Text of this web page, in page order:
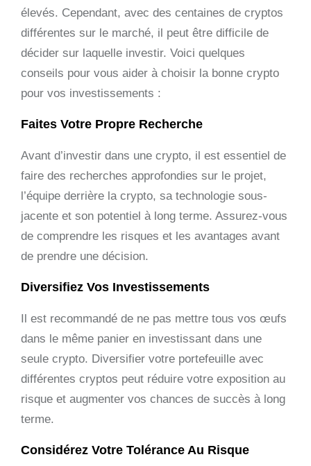
élevés. Cependant, avec des centaines de cryptos
différentes sur le marché, il peut être difficile de
décider sur laquelle investir. Voici quelques
conseils pour vous aider à choisir la bonne crypto
pour vos investissements :
Faites Votre Propre Recherche
Avant d’investir dans une crypto, il est essentiel de
faire des recherches approfondies sur le projet,
l’équipe derrière la crypto, sa technologie sous-
jacente et son potentiel à long terme. Assurez-vous
de comprendre les risques et les avantages avant
de prendre une décision.
Diversifiez Vos Investissements
Il est recommandé de ne pas mettre tous vos œufs
dans le même panier en investissant dans une
seule crypto. Diversifier votre portefeuille avec
différentes cryptos peut réduire votre exposition au
risque et augmenter vos chances de succès à long
terme.
Considérez Votre Tolérance Au Risque